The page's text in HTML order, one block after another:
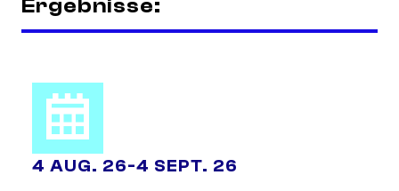
Ergebnisse:
4 AUG. 26-4 SEPT. 26